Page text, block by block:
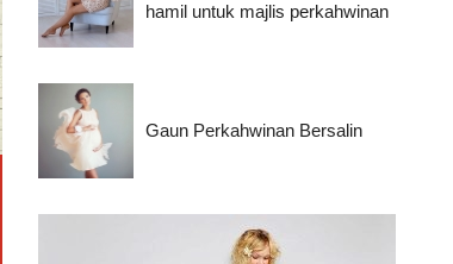
hamil untuk majlis perkahwinan
Gaun Perkahwinan Bersalin